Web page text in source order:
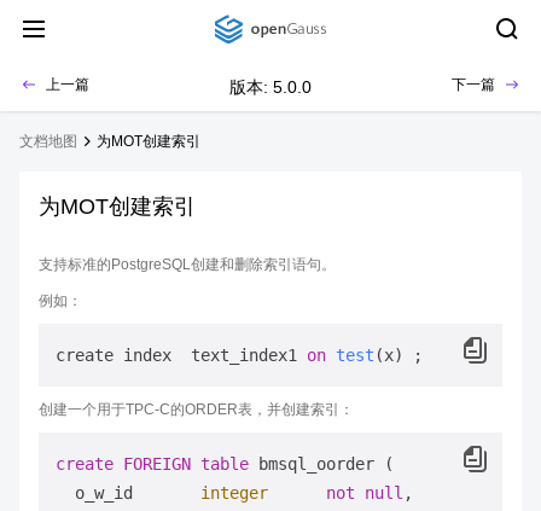
上一篇 版本: 5.0.0 下一篇
文档地图 为MOT创建索引
为MOT创建索引
支持标准的PostgreSQL创建和删除索引语句。
例如：
create index  text_index1 on test (x)
创建一个用于TPC-C的ORDER表，并创建索引：
create FOREIGN table bmsql_oorder (
  o_w_id
integer not null ,